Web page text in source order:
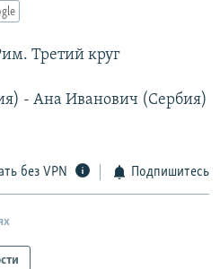
Третий круг
- Ана Иванович (Сербия)
без VPN Подпишитесь